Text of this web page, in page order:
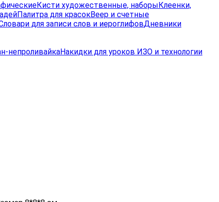
Кисти художественные, наборыКлеенки,
Палитра для красокВеер и счетные
для записи слов и иероглифовДневники
непроливайкаНакидки для уроков ИЗО и технологии